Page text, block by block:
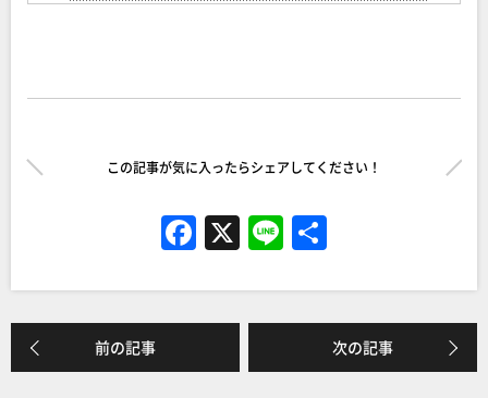
この記事が気に入ったらシェアしてください！
F
a
c
e
b
X Li
n
e
前の記事 次の記事